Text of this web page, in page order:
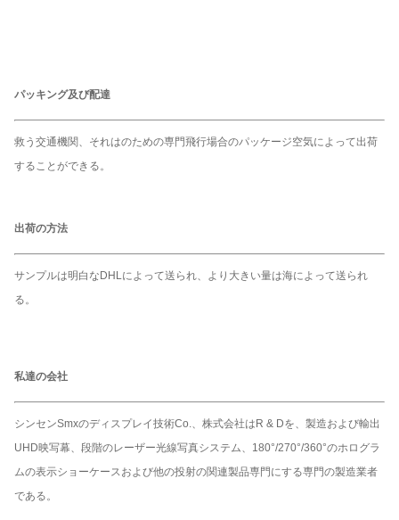
パッキング及び配達
救う交通機関、それはのための専門飛行場合のパッケージ空気によって出荷
することができる。
出荷の方法
サンプルは明白なDHLによって送られ、より大きい量は海によって送られ
る。
私達の会社
シンセンSmxのディスプレイ技術Co.、株式会社はR & Dを、製造および輸出
UHD映写幕、段階のレーザー光線写真システム、180°/270°/360°のホログラ
ムの表示ショーケースおよび他の投射の関連製品専門にする専門の製造業者
である。